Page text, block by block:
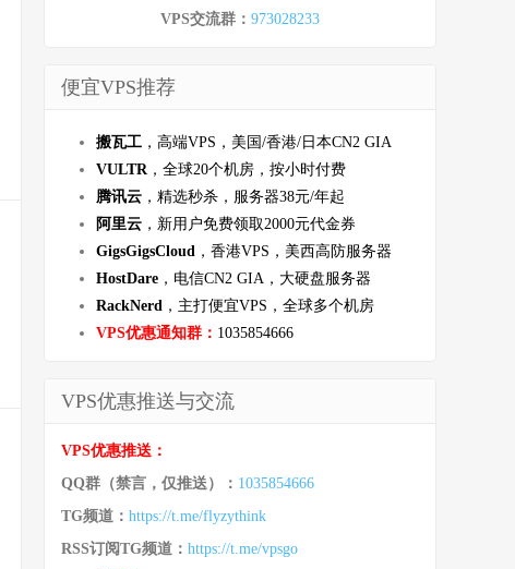
VPS交流群： 973028233
便宜VPS推荐
搬瓦工 ，高端VPS，美国/香港/日本CN2 GIA
VULTR ，全球20个机房，按小时付费
腾讯云 ，精选秒杀，服务器38元/年起
阿里云 ，新用户免费领取2000元代金券
GigsGigsCloud ，香港VPS，美西高防服务器
HostDare ，电信CN2 GIA，大硬盘服务器
RackNerd ，主打便宜VPS，全球多个机房
VPS优惠通知群： 1035854666
VPS优惠推送与交流
VPS优惠推送：
QQ群（禁言，仅推送）： 1035854666
TG频道： https://t.me/flyzythink
RSS订阅TG频道： https://t.me/vpsgo